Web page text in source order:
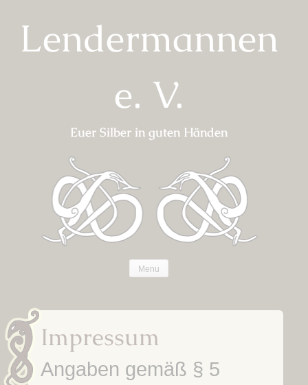
contentLendermannen
e. V.
Euer Silber in guten Händen
Menu
Impressum
Angaben gemäß § 5